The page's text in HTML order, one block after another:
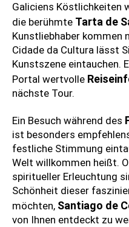
Galiciens Köstlichkeiten
die berühmte Tarta de
Kunstliebhaber kommen
Cidade da Cultura lässt
Kunstszene eintauchen.
Portal wertvolle
nächste Tour.
Ein Besuch während des
ist besonders
festliche Stimmung
Welt willkommen heißt.
spiritueller Erleuchtung
Schönheit dieser
möchten, Santiago de
von Ihnen entdeckt zu